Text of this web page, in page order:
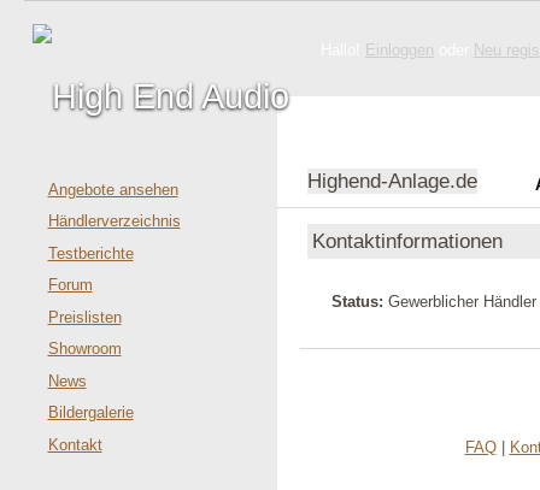
Einloggen Neu
Angebote ansehen
Händlerverzeichnis
Testberichte
Forum
Preislisten
Showroom
News
Bildergalerie
Kontakt
Highend-Anlage.de
Kontaktinformationen
Status: Gewerblicher Händler
FAQ|